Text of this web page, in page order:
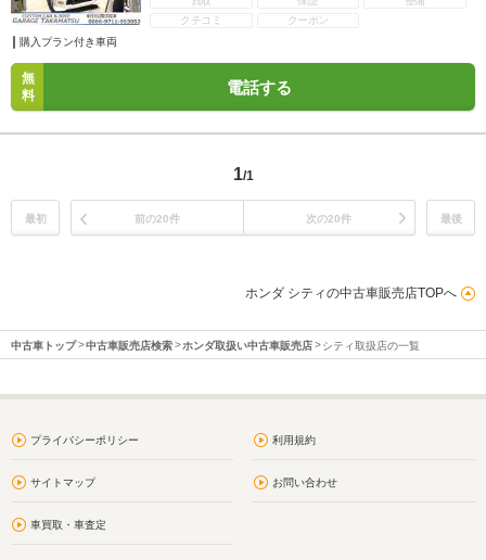
クチコミ
クーポン
購入プラン付き車両
無
料
電話する
1/1
最初 前の20件 次の20件 最後
ホンダ シティの中古車販売店TOPへ
中古車トップ 中古車販売店検索 ホンダ取扱い中古車販売店 シティ取扱店の一覧
プライバシーポリシー 利用規約
サイトマップ お問い合わせ
車買取・車査定